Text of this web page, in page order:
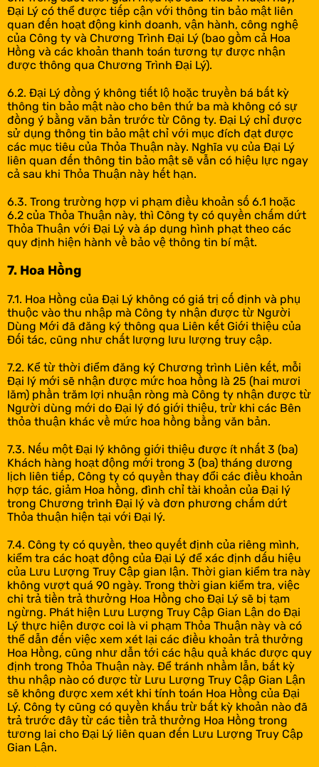
Đại Lý có thể được tiếp cận với thông tin bảo mật liên
quan đến hoạt động kinh doanh, vận hành, công nghệ
của Công ty và Chương Trình Đại Lý (bao gồm cả Hoa
Hồng và các khoản thanh toán tương tự được nhận
được thông qua Chương Trình Đại Lý).
6.2. Đại Lý đồng ý không tiết lộ hoặc truyền bá bất kỳ
thông tin bảo mật nào cho bên thứ ba mà không có sự
đồng ý bằng văn bản trước từ Công ty. Đại Lý chỉ được
sử dụng thông tin bảo mật chỉ với mục đích đạt được
các mục tiêu của Thỏa Thuận này. Nghĩa vụ của Đại Lý
liên quan đến thông tin bảo mật sẽ vẫn có hiệu lực ngay
cả sau khi Thỏa Thuận này hết hạn.
6.3. Trong trường hợp vi phạm điều khoản số 6.1 hoặc
6.2 của Thỏa Thuận này, thì Công ty có quyền chấm dứt
Thỏa Thuận với Đại Lý và áp dụng hình phạt theo các
quy định hiện hành về bảo vệ thông tin bí mật.
7. Hoa Hồng
7.1. Hoa Hồng của Đại Lý không có giá trị cố định và phụ
thuộc vào thu nhập mà Công ty nhận được từ Người
Dùng Mới đã đăng ký thông qua Liên kết Giới thiệu của
Đối tác, cũng như chất lượng lưu lượng truy cập.
7.2. Kể từ thời điểm đăng ký Chương trình Liên kết, mỗi
Đại lý mới sẽ nhận được mức hoa hồng là 25 (hai mươi
lăm) phần trăm lợi nhuận ròng mà Công ty nhận được từ
Người dùng mới do Đại lý đó giới thiệu, trừ khi các Bên
thỏa thuận khác về mức hoa hồng bằng văn bản.
7.3. Nếu một Đại lý không giới thiệu được ít nhất 3 (ba)
Khách hàng hoạt động mới trong 3 (ba) tháng dương
lịch liên tiếp, Công ty có quyền thay đổi các điều khoản
hợp tác, giảm Hoa hồng, đình chỉ tài khoản của Đại lý
trong Chương trình Đại lý và đơn phương chấm dứt
Thỏa thuận hiện tại với Đại lý.
7.4. Công ty có quyền, theo quyết định của riêng mình,
kiểm tra các hoạt động của Đại Lý để xác định dấu hiệu
của Lưu Lượng Truy Cập gian lận. Thời gian kiểm tra này
không vượt quá 90 ngày. Trong thời gian kiểm tra, việc
chi trả tiền trả thưởng Hoa Hồng cho Đại Lý sẽ bị tạm
ngừng. Phát hiện Lưu Lượng Truy Cập Gian Lận do Đại
Lý thực hiện được coi là vi phạm Thỏa Thuận này và có
thể dẫn đến việc xem xét lại các điều khoản trả thưởng
Hoa Hồng, cũng như dẫn tới các hậu quả khác được quy
định trong Thỏa Thuận này. Để tránh nhầm lẫn, bất kỳ
thu nhập nào có được từ Lưu Lượng Truy Cập Gian Lận
sẽ không được xem xét khi tính toán Hoa Hồng của Đại
Lý. Công ty cũng có quyền khấu trừ bất kỳ khoản nào đã
trả trước đây từ các tiền trả thưởng Hoa Hồng trong
tương lai cho Đại Lý liên quan đến Lưu Lượng Truy Cập
Gian Lận.